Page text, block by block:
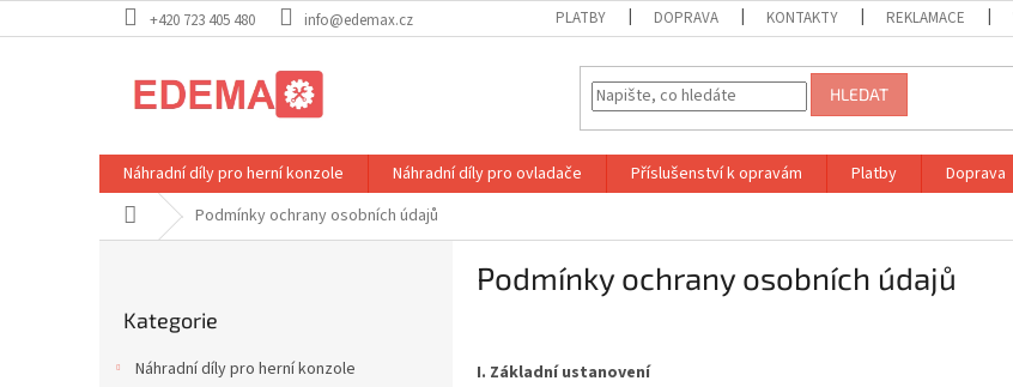
na
+420 723 405 480 info@edemax.cz PLATBY DOPRAVA KONTAKTY REKLAMACE
HLEDAT
Náhradní díly pro herní konzole Náhradní díly pro ovladače Příslušenství k opravám Platby Doprava
Domů Podmínky ochrany osobních údajů
kategorie
Kategorie
Náhradní díly pro herní konzole
Podmínky ochrany osobních údajů
I. Základní ustanovení